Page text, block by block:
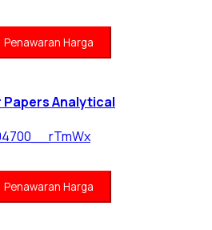
Penawaran Harga
Papers Analytical
Penawaran Harga